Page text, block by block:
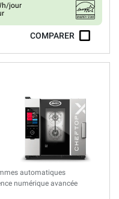
jour
COMPARER
automatiques
numérique avancée